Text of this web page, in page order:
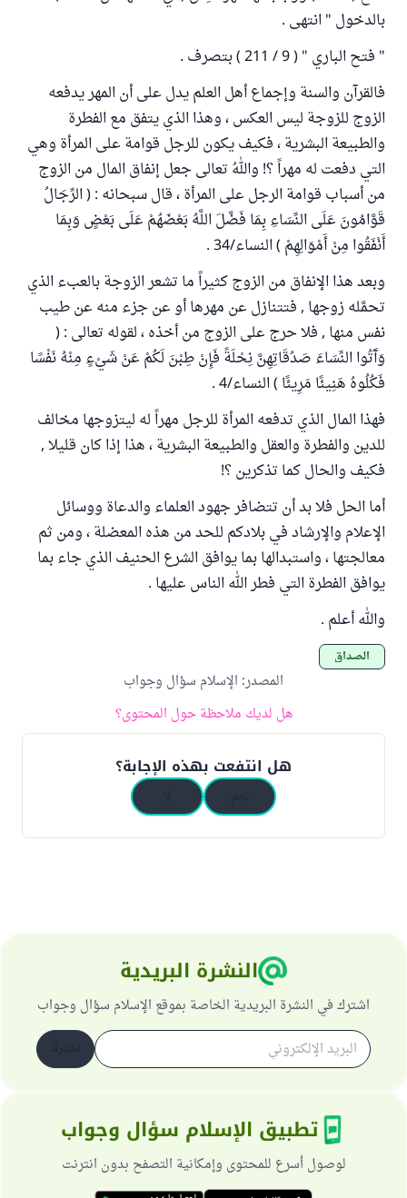
بالدخول " انتهى .
" فتح الباري " ( 9 / 211 ) بتصرف .
فالقرآن والسنة وإجماع أهل العلم يدل على أن المهر يدفعه
الزوج للزوجة ليس العكس ، وهذا الذي يتفق مع الفطرة
والطبيعة البشرية ، فكيف يكون للرجل قوامة على المرأة وهي
التي دفعت له مهراً ؟! واللهُ تعالى جعل إنفاق المال من الزوج
من أسباب قوامة الرجل على المرأة ، قال سبحانه : ( الرِّجَالُ
قَوَّامُونَ عَلَى النِّسَاءِ بِمَا فَضَّلَ اللَّهُ بَعْضَهُمْ عَلَى بَعْضٍ وَبِمَا
أَنْفَقُوا مِنْ أَمْوَالِهِمْ ) النساء/34 .
وبعد هذا الإنفاق من الزوج كثيراً ما تشعر الزوجة بالعبء الذي
تحمَّله زوجها , فتتنازل عن مهرها أو عن جزء منه عن طيب
نفس منها , فلا حرج على الزوج من أخذه ، لقوله تعالى : (
وَآَتُوا النِّسَاءَ صَدُقَاتِهِنَّ نِحْلَةً فَإِنْ طِبْنَ لَكُمْ عَنْ شَيْءٍ مِنْهُ نَفْسًا
فَكُلُوهُ هَنِيئًا مَرِيئًا ) النساء/4 .
فهذا المال الذي تدفعه المرأة للرجل مهراً له ليتزوجها مخالف
للدين والفطرة والعقل والطبيعة البشرية ، هذا إذا كان قليلا ,
فكيف والحال كما تذكرين ؟!
أما الحل فلا بد أن تتضافر جهود العلماء والدعاة ووسائل
الإعلام والإرشاد في بلادكم للحد من هذه المعضلة ، ومن ثم
معالجتها ، واستبدالها بما يوافق الشرع الحنيف الذي جاء بما
يوافق الفطرة التي فطر الله الناس عليها .
والله أعلم .
الصداق
المصدر: الإسلام سؤال وجواب
هل لديك ملاحظة حول المحتوى؟
هل انتفعت بهذه الإجابة؟
النشرة البريدية
اشترك في النشرة البريدية الخاصة بموقع الإسلام سؤال وجواب
تطبيق الإسلام سؤال وجواب
لوصول أسرع للمحتوى وإمكانية التصفح بدون انترنت